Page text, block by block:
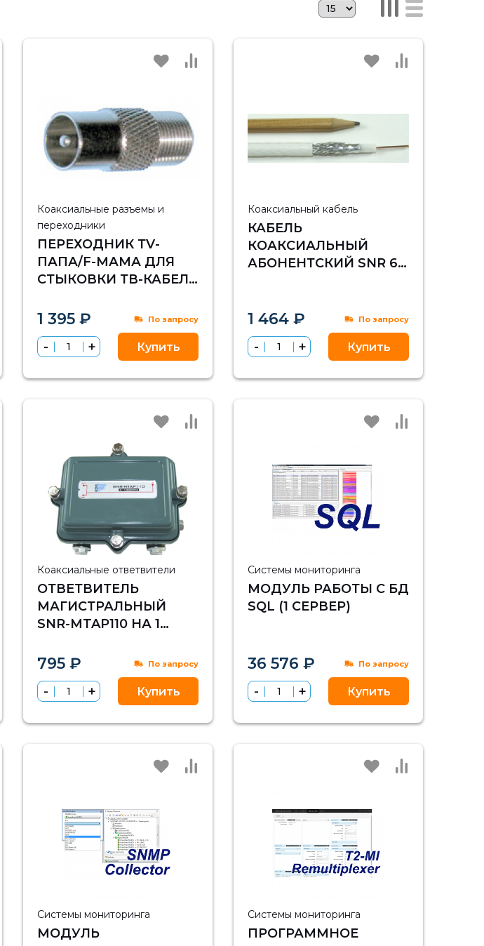
Коаксиальные разъемы и
переходники
ПЕРЕХОДНИК ТV-
ПАПА/F-МАМА ДЛЯ
СТЫКОВКИ ТВ-КАБЕЛЯ
ТЕЛЕВИЗОРОМ
1 395 ₽ По запросу
Купить
Коаксиальный кабель
КАБЕЛЬ
КОАКСИАЛЬНЫЙ
АБОНЕНТСКИЙ SNR 6-
48%)
1 464 ₽ По запросу
Купить
Коаксиальные ответвители
ОТВЕТВИТЕЛЬ
МАГИСТРАЛЬНЫЙ
SNR-MTAP110 НА 1
795 ₽ По запросу
Купить
Системы мониторинга
МОДУЛЬ РАБОТЫ С БД
SQL (1 СЕРВЕР)
36 576 ₽ По запросу
Купить
Системы мониторинга
МОДУЛЬ
Системы мониторинга
ПРОГРАММНОЕ